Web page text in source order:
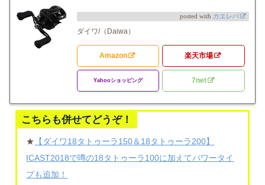
posted with カエレバ
ダイワ/（Daiwa）
Amazon 楽天市場
Yahooショッピング 7net
こちらも併せてどうぞ！
★ 【ダイワ18タトゥーラ150＆18タトゥーラ200】
ICAST2018で噂の18タトゥーラ100に加えてパワータイ
プも追加！